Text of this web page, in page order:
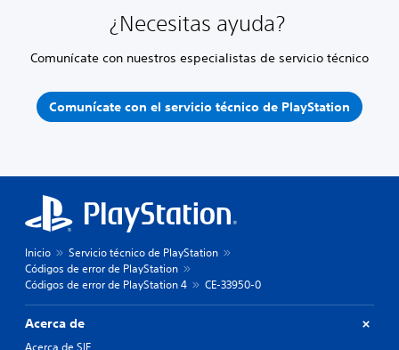
¿Necesitas ayuda?
Comunícate con nuestros especialistas de servicio técnico
Comunícate con el servicio técnico de PlayStation
Inicio
Servicio técnico de PlayStation
Códigos de error de PlayStation
Códigos de error de PlayStation 4
CE-33950-0
Acerca de
Acerca de SIE